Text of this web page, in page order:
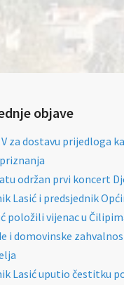
objave
V za dostavu prijedloga
održan prvi koncert
Lasić i predsjednik
položili vijenac u
i domovinske
Lasić uputio čestitku